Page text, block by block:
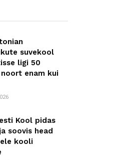
suvekool
ligi 50
enam kui
Kool pidas
soovis head
kooli